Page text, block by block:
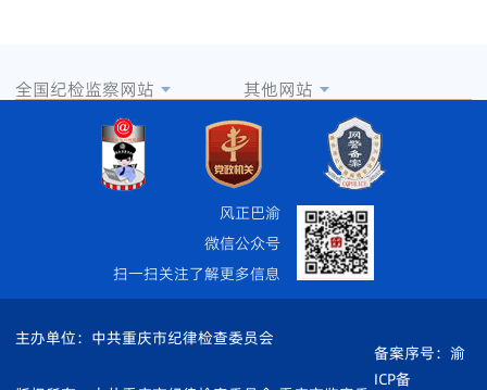
全国纪检监察网站 其他网站
风正巴渝
微信公众号
扫一扫关注了解更多信息
主办单位：中共重庆市纪律检查委员会
备案序号：渝
ICP备